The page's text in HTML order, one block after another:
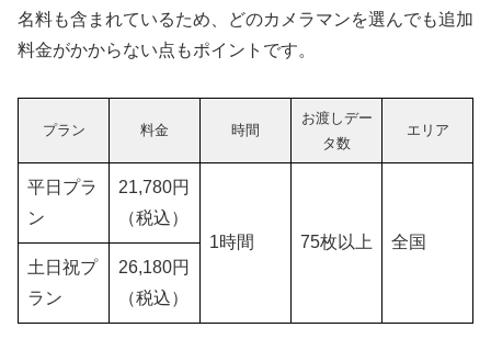
名料も含まれているため、どのカメラマンを選んでも追加
料金がかからない点もポイントです。
プラン 料金 時間
お渡しデー
タ数
エリア
平日プラ
ン
21,780円
（税込）
1時間
75枚以上
全国
土日祝プ
ラン
26,180円
（税込）